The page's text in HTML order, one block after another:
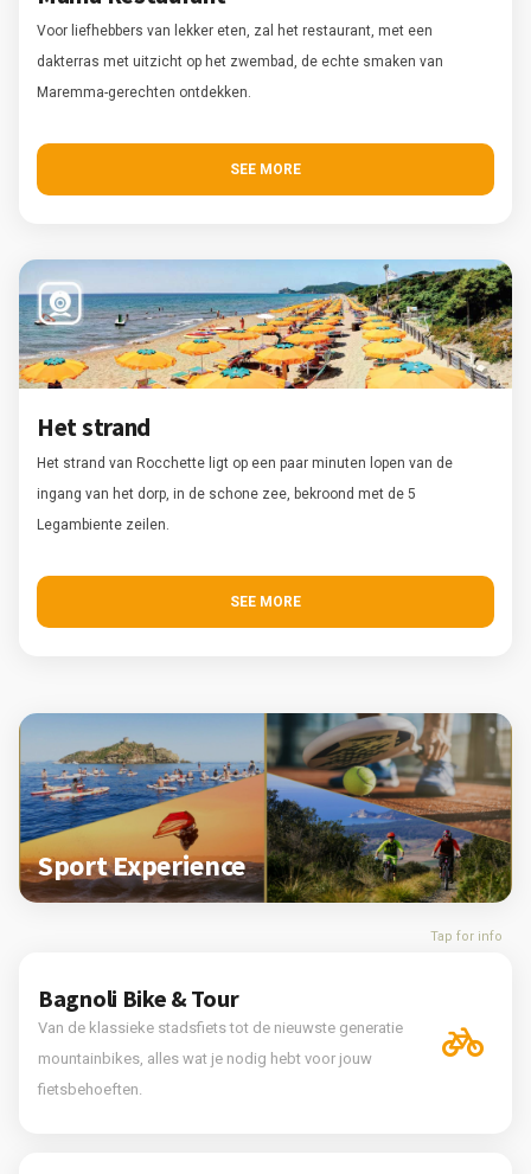
Voor liefhebbers van lekker eten, zal het restaurant, met een
dakterras met uitzicht op het zwembad, de echte smaken van
Maremma-gerechten ontdekken.
SEE MORE
Het strand
Het strand van Rocchette ligt op een paar minuten lopen van de
ingang van het dorp, in de schone zee, bekroond met de 5
Legambiente zeilen.
SEE MORE
Sport Experience
Tap for info
Bagnoli Bike & Tour
Van de klassieke stadsfiets tot de nieuwste generatie
mountainbikes, alles wat je nodig hebt voor jouw
fietsbehoeften.